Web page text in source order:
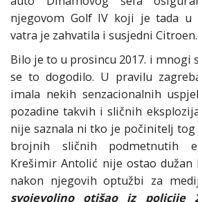
njegovom Golf IV koji je tada u
vatra je zahvatila i susjedni Citroen.
Bilo je to u prosincu 2017. i mnogi
se to dogodilo. U pravilu
imala nekih senzacionalnih
pozadine takvih i sličnih
nije saznala ni tko je počinitelj
brojnih sličnih podmetnutih
Krešimir Antolić nije ostao
nakon njegovih optužbi za
svojevoljno otišao iz policije